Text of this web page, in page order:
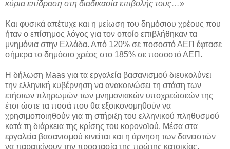
κύρια επίδραση στη διαδικασία επιβολής τους…»
Και φυσικά απέτυχε και η μείωση του δημόσιου χρέους που
ήταν ο επίσημος λόγος για τον οποίο επιβλήθηκαν τα
μνημόνια στην Ελλάδα. Από 120% σε ποσοστό ΑΕΠ έφτασε
σήμερα το δημόσιο χρέος στο 185% σε ποσοστό ΑΕΠ.
Η δήλωση Maas για τα εργαλεία βασανισμού διευκολύνει
την ελληνική κυβέρνηση να ανακοινώσει τη στάση των
ετήσιων πληρωμών των μνημονιακών υποχρεώσεών της
έτσι ώστε τα ποσά που θα εξοικονομηθούν να
χρησιμοποιηθούν για τη στήριξη του ελληνικού πληθυσμού
κατά τη διάρκεια της κρίσης του κορονοϊού. Μέσα στα
εργαλεία βασανισμού κινείται και η άρνηση των δανειστών
να παρατείνουν την προστασία της πρώτης κατοικίας.